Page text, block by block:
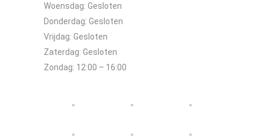
Woensdag: Gesloten
Donderdag: Gesloten
Vrijdag: Gesloten
Zaterdag: Gesloten
Zondag: 12:00 – 16:00